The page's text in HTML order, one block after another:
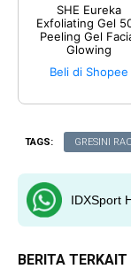
SHE Eureka
Exfoliating Gel
Peeling Gel
Glowing
Beli di Shopee
TAGS: GRESINI
IDXSport
BERITA TERKAIT